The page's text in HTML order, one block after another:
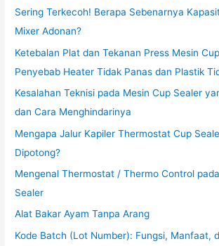
Sering Terkecoh! Berapa Sebenarnya
Mixer Adonan?
Ketebalan Plat dan Tekanan Press Mesin
Penyebab Heater Tidak Panas dan Plastik
Kesalahan Teknisi pada Mesin Cup Sealer
dan Cara Menghindarinya
Mengapa Jalur Kapiler Thermostat Cup
Dipotong?
Mengenal Thermostat / Thermo Control
Sealer
Alat Bakar Ayam Tanpa Arang
Kode Batch (Lot Number): Fungsi, Manfaat,